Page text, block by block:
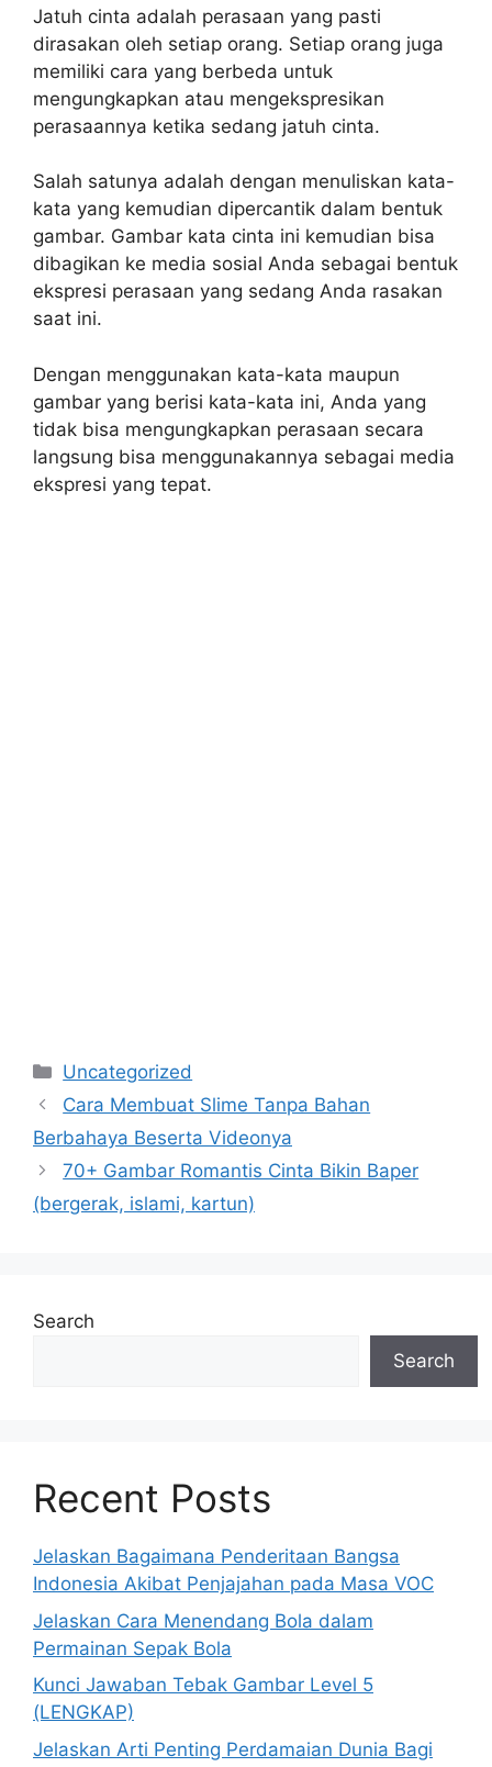
Jatuh cinta adalah perasaan yang pasti
dirasakan oleh setiap orang. Setiap orang juga
memiliki cara yang berbeda untuk
mengungkapkan atau mengekspresikan
perasaannya ketika sedang jatuh cinta.
Salah satunya adalah dengan menuliskan kata-
kata yang kemudian dipercantik dalam bentuk
gambar. Gambar kata cinta ini kemudian bisa
dibagikan ke media sosial Anda sebagai bentuk
ekspresi perasaan yang sedang Anda rasakan
saat ini.
Dengan menggunakan kata-kata maupun
gambar yang berisi kata-kata ini, Anda yang
tidak bisa mengungkapkan perasaan secara
langsung bisa menggunakannya sebagai media
ekspresi yang tepat.
Categories
Uncategorized
Cara Membuat Slime Tanpa Bahan
Berbahaya Beserta Videonya
70+ Gambar Romantis Cinta Bikin Baper
(bergerak, islami, kartun)
Search
Search
Recent Posts
Jelaskan Bagaimana Penderitaan Bangsa
Indonesia Akibat Penjajahan pada Masa VOC
Jelaskan Cara Menendang Bola dalam
Permainan Sepak Bola
Kunci Jawaban Tebak Gambar Level 5
(LENGKAP)
Jelaskan Arti Penting Perdamaian Dunia Bagi